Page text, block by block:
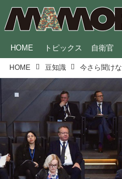
HOME トピックス 自衛官
HOME 豆知識